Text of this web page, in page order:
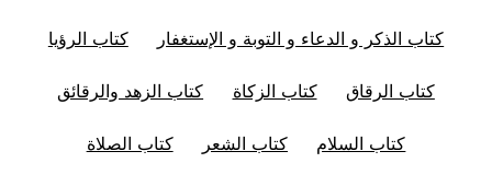
كتاب الذكر و الدعاء و التوبة و الإستغفار كتاب الرؤيا
كتاب الرقاق كتاب الزكاة كتاب الزهد والرقائق
كتاب السلام كتاب الشعر كتاب الصلاة